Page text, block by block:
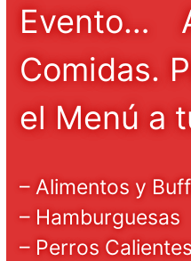
Evento…
Comidas.
el Menú a
– Alimentos y
– Hamburguesas
– Perros Calientes